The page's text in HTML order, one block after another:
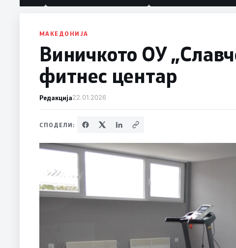
МАКЕДОНИЈА
Виничкото ОУ
фитнес центар
Редакција22.01.2026
СПОДЕЛИ: